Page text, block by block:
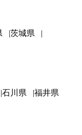
茨城県
石川県 福井県